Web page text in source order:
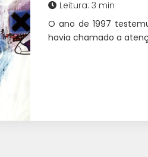
Leitura: 3 min
O ano de 1997
havia chamado a